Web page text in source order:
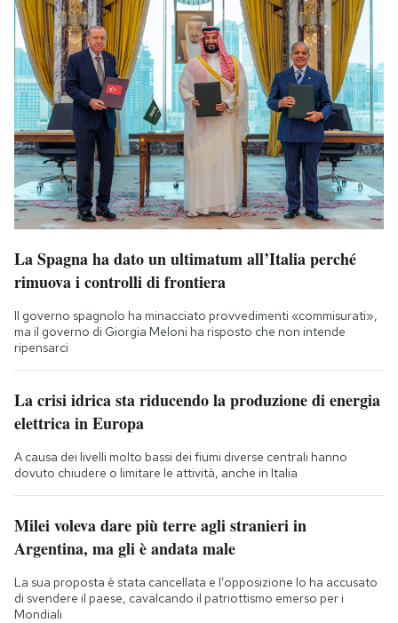
La Spagna ha dato un ultimatum all’Italia perché
rimuova i controlli di frontiera
Il governo spagnolo ha minacciato provvedimenti «commisurati»,
ma il governo di Giorgia Meloni ha risposto che non intende
ripensarci
La crisi idrica sta riducendo la produzione di energia
elettrica in Europa
A causa dei livelli molto bassi dei fiumi diverse centrali hanno
dovuto chiudere o limitare le attività, anche in Italia
Milei voleva dare più terre agli stranieri in
Argentina, ma gli è andata male
La sua proposta è stata cancellata e l’opposizione lo ha accusato
di svendere il paese, cavalcando il patriottismo emerso per i
Mondiali